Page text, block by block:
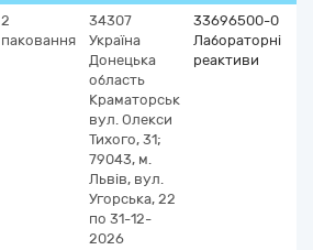
2
паковання
34307
Україна
Донецька
область
Краматорськ
вул. Олекси
Тихого, 31;
79043, м.
Львів, вул.
Угорська, 22
по 31-12-
2026
33696500-0
Лабораторні
реактиви